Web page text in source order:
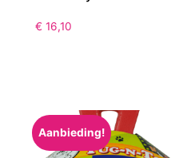
€ 16,10
Aanbieding!